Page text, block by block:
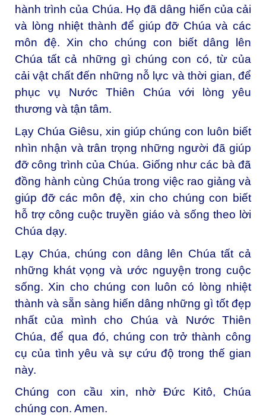
hành trình của Chúa. Họ đã dâng hiến của cải
và lòng nhiệt thành để giúp đỡ Chúa và các
môn đệ. Xin cho chúng con biết dâng lên
Chúa tất cả những gì chúng con có, từ của
cải vật chất đến những nỗ lực và thời gian, để
phục vụ Nước Thiên Chúa với lòng yêu
thương và tận tâm.
Lạy Chúa Giêsu, xin giúp chúng con luôn biết
nhìn nhận và trân trọng những người đã giúp
đỡ công trình của Chúa. Giống như các bà đã
đồng hành cùng Chúa trong việc rao giảng và
giúp đỡ các môn đệ, xin cho chúng con biết
hỗ trợ công cuộc truyền giáo và sống theo lời
Chúa dạy.
Lạy Chúa, chúng con dâng lên Chúa tất cả
những khát vọng và ước nguyện trong cuộc
sống. Xin cho chúng con luôn có lòng nhiệt
thành và sẵn sàng hiến dâng những gì tốt đẹp
nhất của mình cho Chúa và Nước Thiên
Chúa, để qua đó, chúng con trở thành công
cụ của tình yêu và sự cứu độ trong thế gian
này.
Chúng con cầu xin, nhờ Đức Kitô, Chúa
chúng con. Amen.